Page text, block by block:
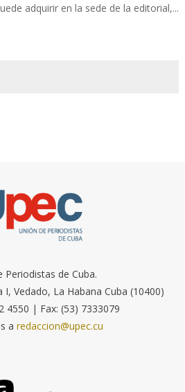
adquirir en la sede de la editorial,...
Periodistas de Cuba.
I, Vedado, La Habana Cuba (10400)
4550 | Fax: (53) 7333079
a redaccion@upec.cu